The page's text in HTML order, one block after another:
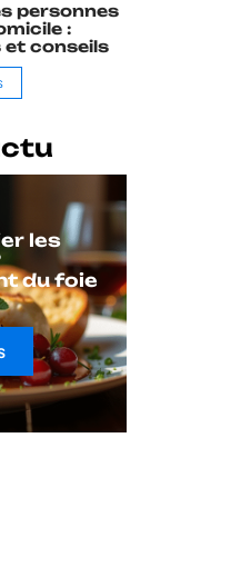
personnes
:
et conseils
les
du foie